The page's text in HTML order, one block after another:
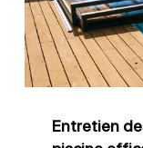
sécurité
piscine
efficace
Entretien